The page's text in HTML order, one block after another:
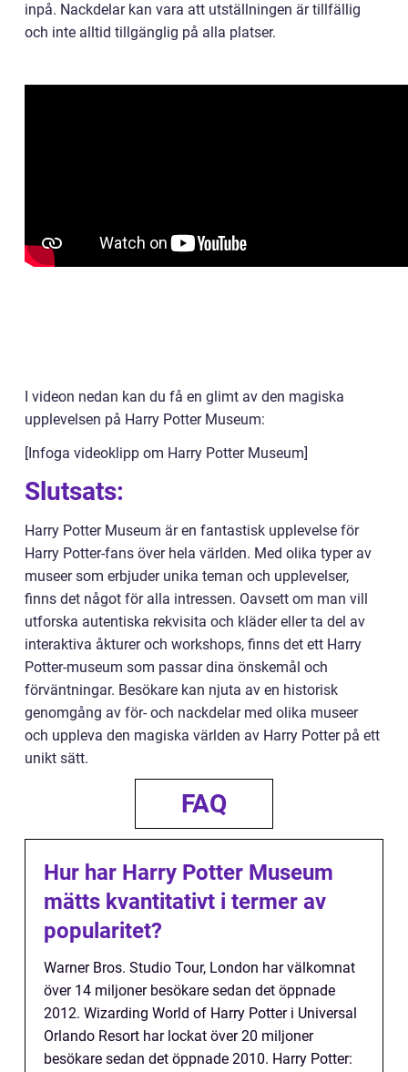
inpå. Nackdelar kan vara att utställningen är tillfällig
och inte alltid tillgänglig på alla platser.
I videon nedan kan du få en glimt av den magiska
upplevelsen på Harry Potter Museum:
[Infoga videoklipp om Harry Potter Museum]
Slutsats:
Harry Potter Museum är en fantastisk upplevelse för
Harry Potter-fans över hela världen. Med olika typer av
museer som erbjuder unika teman och upplevelser,
finns det något för alla intressen. Oavsett om man vill
utforska autentiska rekvisita och kläder eller ta del av
interaktiva åkturer och workshops, finns det ett Harry
Potter-museum som passar dina önskemål och
förväntningar. Besökare kan njuta av en historisk
genomgång av för- och nackdelar med olika museer
och uppleva den magiska världen av Harry Potter på ett
unikt sätt.
FAQ
Hur har Harry Potter Museum
mätts kvantitativt i termer av
popularitet?
Warner Bros. Studio Tour, London har välkomnat
över 14 miljoner besökare sedan det öppnade
2012. Wizarding World of Harry Potter i Universal
Orlando Resort har lockat över 20 miljoner
besökare sedan det öppnade 2010. Harry Potter: